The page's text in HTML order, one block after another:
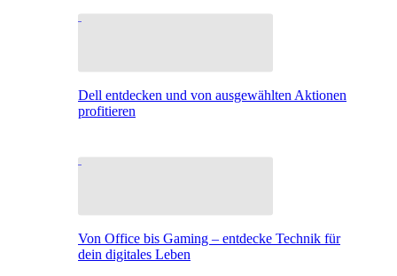
Dell entdecken und von ausgewählten Aktionen
profitieren
Von Office bis Gaming – entdecke Technik für
dein digitales Leben